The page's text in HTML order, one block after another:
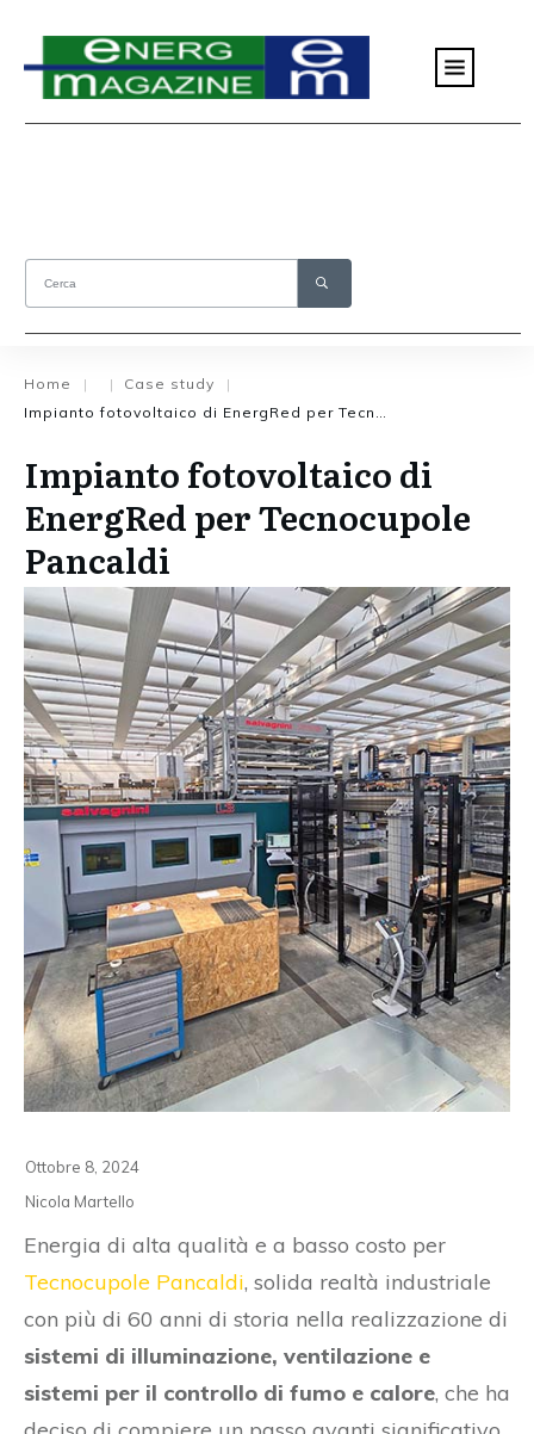
Home | | Case study
|
Impianto fotovoltaico di
EnergRed per Tecnocupole
Pancaldi
Ottobre 8, 2024
Nicola Martello
Energia di alta qualità e a basso costo per
Tecnocupole Pancaldi, solida realtà industriale
con più di 60 anni di storia nella realizzazione di
sistemi di illuminazione, ventilazione e
sistemi per il controllo di fumo e calore, che ha